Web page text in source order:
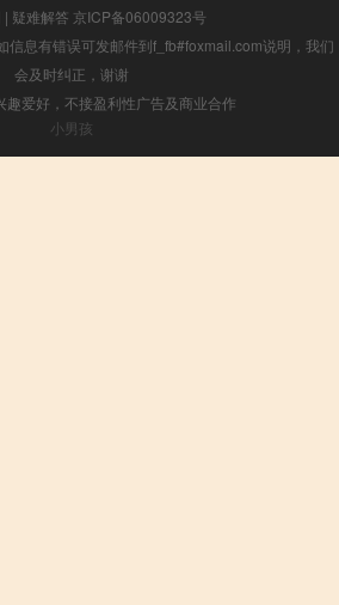
| 疑难解答 京ICP备06009323号
信息有错误可发邮件到f_fb#foxmail.com说明，我们
会及时纠正，谢谢
趣爱好，不接盈利性广告及商业合作
小男孩